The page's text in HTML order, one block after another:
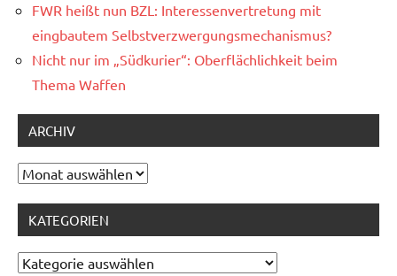
FWR heißt nun BZL: Interessenvertretung mit
eingbautem Selbstverzwergungsmechanismus?
Nicht nur im „Südkurier“: Oberflächlichkeit beim
Thema Waffen
ARCHIV
Archiv
KATEGORIEN
Kategorien